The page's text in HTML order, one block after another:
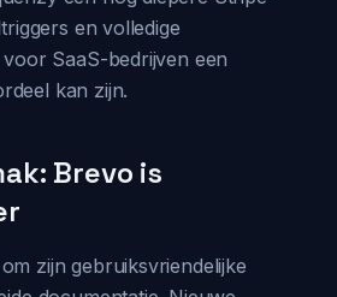
en volledige
SaaS-bedrijven een
kan zijn.
Brevo is
zijn gebruiksvriendelijke